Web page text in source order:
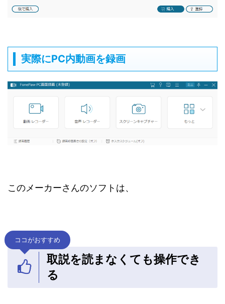
実際にPC内動画を録画
このメーカーさんのソフトは、
ココがおすすめ
取説を読まなくても操作でき
る